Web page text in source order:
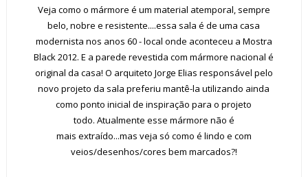
Veja como o mármore é um material atemporal, sempre
belo, nobre e resistente....essa sala é de uma casa
modernista nos anos 60 - local onde aconteceu a Mostra
Black 2012. E a parede revestida com mármore nacional é
original da casa! O arquiteto Jorge Elias responsável pelo
novo projeto da sala preferiu mantê-la utilizando ainda
como ponto inicial de inspiração para o projeto
todo. Atualmente esse mármore não é
mais extraído...mas veja só como é lindo e com
veios/desenhos/cores bem marcados?!